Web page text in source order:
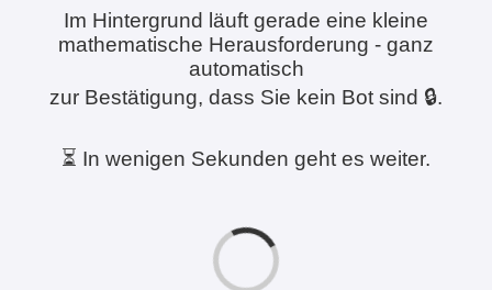
Im Hintergrund läuft gerade eine kleine
mathematische Herausforderung - ganz
automatisch
zur Bestätigung, dass Sie kein Bot sind 🔒.
⏳ In wenigen Sekunden geht es weiter.